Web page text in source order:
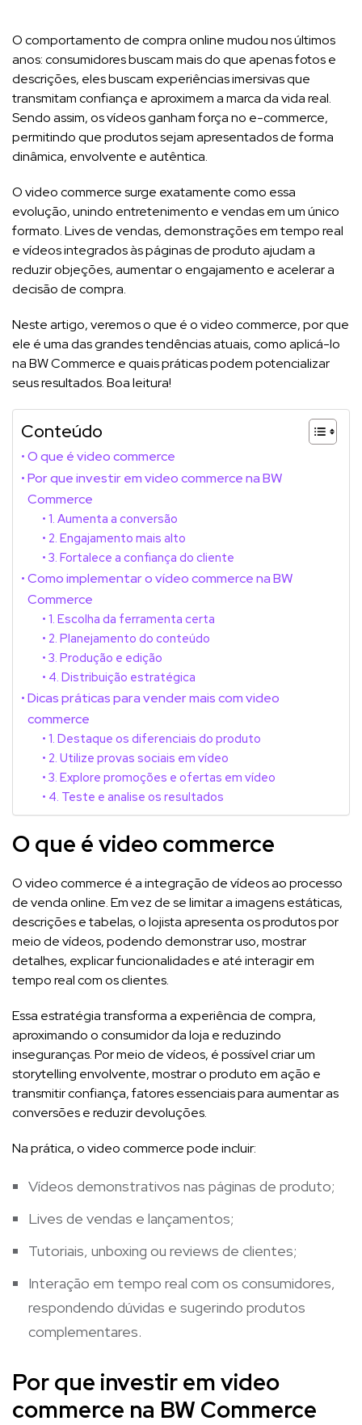
O comportamento de compra online mudou nos últimos
anos: consumidores buscam mais do que apenas fotos e
descrições, eles buscam experiências imersivas que
transmitam confiança e aproximem a marca da vida real.
Sendo assim, os vídeos ganham força no e-commerce,
permitindo que produtos sejam apresentados de forma
dinâmica, envolvente e autêntica.
O video commerce surge exatamente como essa
evolução, unindo entretenimento e vendas em um único
formato. Lives de vendas, demonstrações em tempo real
e vídeos integrados às páginas de produto ajudam a
reduzir objeções, aumentar o engajamento e acelerar a
decisão de compra.
Neste artigo, veremos o que é o video commerce, por que
ele é uma das grandes tendências atuais, como aplicá-lo
na BW Commerce e quais práticas podem potencializar
seus resultados. Boa leitura!
Conteúdo
O que é video commerce
Por que investir em video commerce na BW
Commerce
1. Aumenta a conversão
2. Engajamento mais alto
3. Fortalece a confiança do cliente
Como implementar o vídeo commerce na BW
Commerce
1. Escolha da ferramenta certa
2. Planejamento do conteúdo
3. Produção e edição
4. Distribuição estratégica
Dicas práticas para vender mais com video
commerce
1. Destaque os diferenciais do produto
2. Utilize provas sociais em vídeo
3. Explore promoções e ofertas em vídeo
4. Teste e analise os resultados
O que é video commerce
O video commerce é a integração de vídeos ao processo
de venda online. Em vez de se limitar a imagens estáticas,
descrições e tabelas, o lojista apresenta os produtos por
meio de vídeos, podendo demonstrar uso, mostrar
detalhes, explicar funcionalidades e até interagir em
tempo real com os clientes.
Essa estratégia transforma a experiência de compra,
aproximando o consumidor da loja e reduzindo
inseguranças. Por meio de vídeos, é possível criar um
storytelling envolvente, mostrar o produto em ação e
transmitir confiança, fatores essenciais para aumentar as
conversões e reduzir devoluções.
Na prática, o video commerce pode incluir:
Vídeos demonstrativos nas páginas de produto;
Lives de vendas e lançamentos;
Tutoriais, unboxing ou reviews de clientes;
Interação em tempo real com os consumidores,
respondendo dúvidas e sugerindo produtos
complementares.
Por que investir em video
commerce na BW Commerce